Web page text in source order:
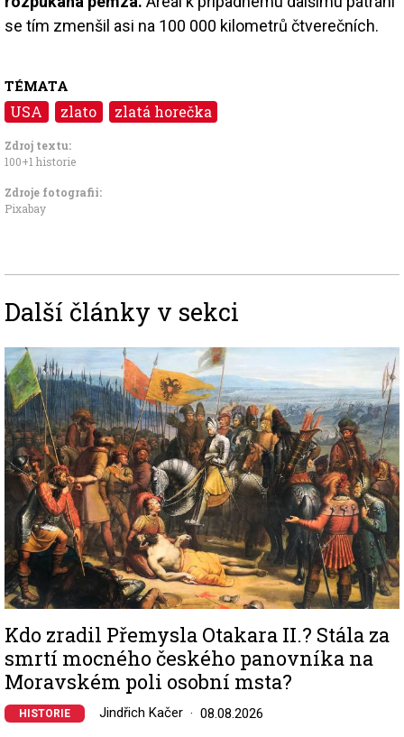
se tím zmenšil asi na 100 000 kilometrů čtverečních.
TÉMATA
USA zlato zlatá horečka
Zdroj textu:
100+1 historie
Zdroje fotografii:
Pixabay
Další články v sekci
Image
Kdo zradil Přemysla Otakara II.? Stála za
smrtí mocného českého panovníka na
Moravském poli osobní msta?
HISTORIE Jindřich Kačer 08.08.2026